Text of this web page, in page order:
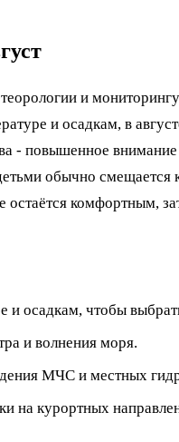
и
и осадкам, в
- повышенное
обычно смещается
комфортным,
и осадкам, чтобы
и волнения моря.
МЧС и местных
на курортных